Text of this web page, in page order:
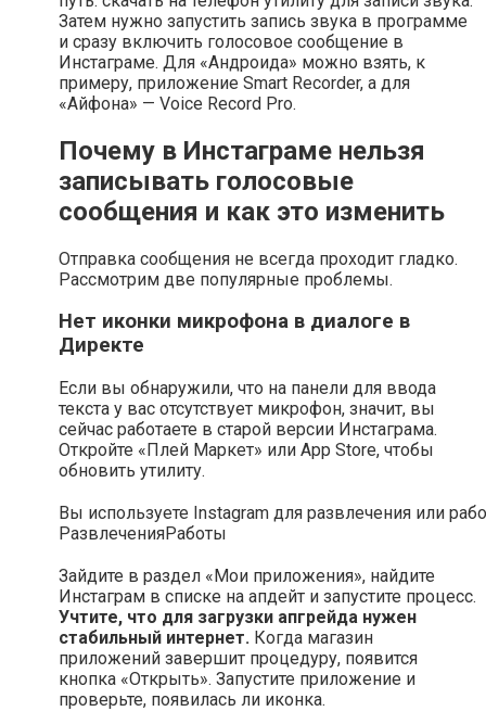
Затем нужно запустить запись звука в программе
и сразу включить голосовое сообщение в
Инстаграме. Для «Андроида» можно взять, к
примеру, приложение Smart Recorder, а для
«Айфона» — Voice Record Pro.
Почему в Инстаграме нельзя
записывать голосовые
сообщения и как это изменить
Отправка сообщения не всегда проходит гладко.
Рассмотрим две популярные проблемы.
Нет иконки микрофона в диалоге в
Директе
Если вы обнаружили, что на панели для ввода
текста у вас отсутствует микрофон, значит, вы
сейчас работаете в старой версии Инстаграма.
Откройте «Плей Маркет» или App Store, чтобы
обновить утилиту.
Вы используете Instagram для развлечения или
РазвлеченияРаботы
Зайдите в раздел «Мои приложения», найдите
Инстаграм в списке на апдейт и запустите процесс.
Учтите, что для загрузки апгрейда нужен
стабильный интернет. Когда магазин
приложений завершит процедуру, появится
кнопка «Открыть». Запустите приложение и
проверьте, появилась ли иконка.